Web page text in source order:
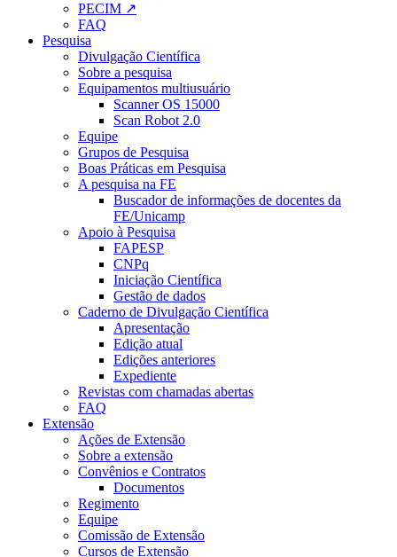
PECIM ↗
FAQ
Pesquisa
Divulgação Científica
Sobre a pesquisa
Equipamentos multiusuário
Scanner OS 15000
Scan Robot 2.0
Equipe
Grupos de Pesquisa
Boas Práticas em Pesquisa
A pesquisa na FE
Buscador de informações de docentes da
FE/Unicamp
Apoio à Pesquisa
FAPESP
CNPq
Iniciação Científica
Gestão de dados
Caderno de Divulgação Científica
Apresentação
Edição atual
Edições anteriores
Expediente
Revistas com chamadas abertas
FAQ
Extensão
Ações de Extensão
Sobre a extensão
Convênios e Contratos
Documentos
Regimento
Equipe
Comissão de Extensão
Cursos de Extensão